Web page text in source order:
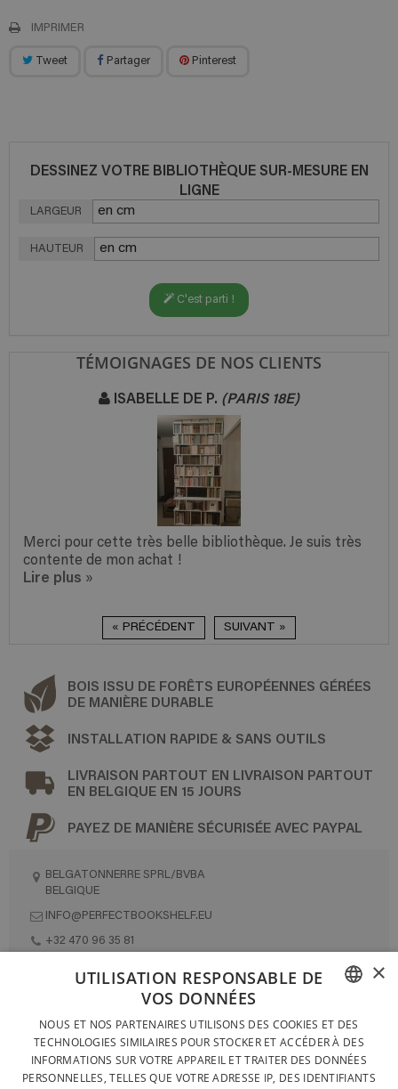
IMPRIMER
Tweet Partager Pinterest
DESSINEZ VOTRE BIBLIOTHÈQUE SUR-MESURE EN
LIGNE
LARGEUR
HAUTEUR
C'est parti !
TÉMOIGNAGES DE NOS CLIENTS
ISABELLE DE P. (PARIS 18E)
Merci pour cette très belle bibliothèque. Je suis très
contente de mon achat !
Lire plus »
« PRÉCÉDENT SUIVANT »
BOIS ISSU DE FORÊTS EUROPÉENNES GÉRÉES
DE MANIÈRE DURABLE
INSTALLATION RAPIDE & SANS OUTILS
LIVRAISON PARTOUT EN LIVRAISON PARTOUT
EN BELGIQUE EN 15 JOURS
PAYEZ DE MANIÈRE SÉCURISÉE AVEC PAYPAL
BELGATONNERRE SPRL/BVBA
BELGIQUE
INFO@PERFECTBOOKSHELF.EU
+32 470 96 35 81
CONTACTEZ-NOUS
PROTECTION DES DONNÉES
FRENCH
DUTCH
ENGLISH
×
UTILISATION RESPONSABLE DE
VOS DONNÉES
NOUS ET NOS PARTENAIRES UTILISONS DES COOKIES ET DES
TECHNOLOGIES SIMILAIRES POUR STOCKER ET ACCÉDER À DES
INFORMATIONS SUR VOTRE APPAREIL ET TRAITER DES DONNÉES
PERSONNELLES, TELLES QUE VOTRE ADRESSE IP, DES IDENTIFIANTS